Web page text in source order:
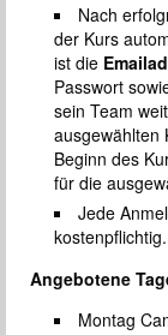
Nach
der Kurs
ist die
Passwort
sein Team
ausgewählten
Beginn des
für die
Jede
kostenpflichtig.
Angebotene
Montag